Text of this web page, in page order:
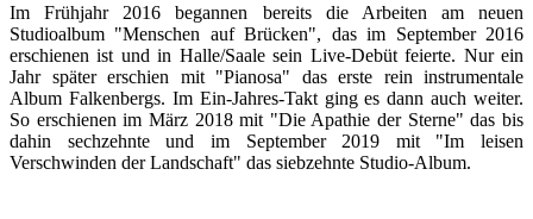
Im Frühjahr 2016 begannen bereits die Arbeiten am neuen
Studioalbum "Menschen auf Brücken", das im September 2016
erschienen ist und in Halle/Saale sein Live-Debüt feierte. Nur ein
Jahr später erschien mit "Pianosa" das erste rein instrumentale
Album Falkenbergs. Im Ein-Jahres-Takt ging es dann auch weiter.
So erschienen im März 2018 mit "Die Apathie der Sterne" das bis
dahin sechzehnte und im September 2019 mit "Im leisen
Verschwinden der Landschaft" das siebzehnte Studio-Album.